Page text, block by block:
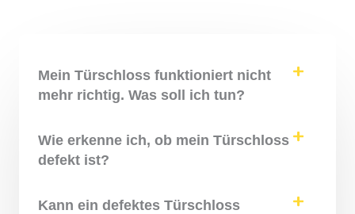
Mein Türschloss funktioniert nicht
mehr richtig. Was soll ich tun?
Wie erkenne ich, ob mein Türschloss
defekt ist?
Kann ein defektes Türschloss